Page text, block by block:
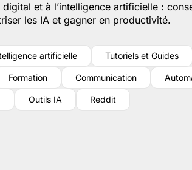
et à l’intelligence artificielle :
les IA et gagner en productivité.
artificielle Tutoriels et Guides
Formation Communication
Outils IA Reddit